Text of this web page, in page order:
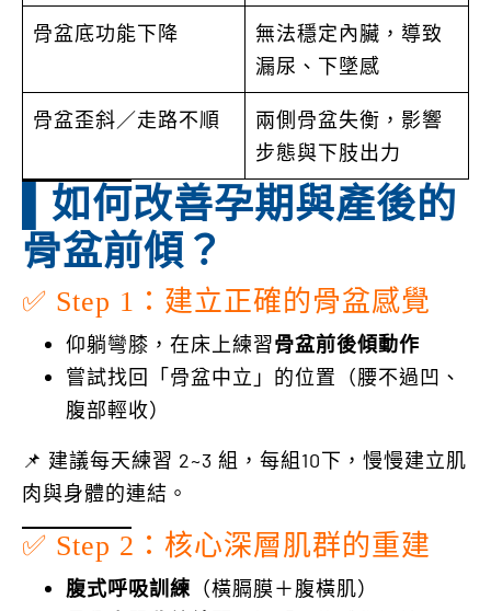
骨盆底功能下降
無法穩定內臟，導致
漏尿、下墜感
骨盆歪斜／走路不順
兩側骨盆失衡，影響
步態與下肢出力
▌如何改善孕期與產後的
骨盆前傾？
✅ Step 1：建立正確的骨盆感覺
仰躺彎膝，在床上練習骨盆前後傾動作
嘗試找回「骨盆中立」的位置（腰不過凹、
腹部輕收）
📌 建議每天練習 2~3 組，每組10下，慢慢建立肌
肉與身體的連結。
✅ Step 2：核心深層肌群的重建
腹式呼吸訓練 （橫膈膜＋腹橫肌）